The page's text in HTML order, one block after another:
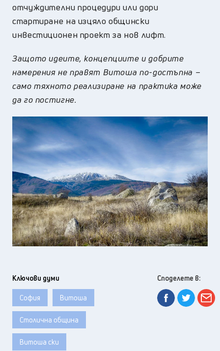
отчуждителни процедури или дори
стартиране на изцяло общински
инвестиционен проект за нов лифт.
Защото идеите, концепциите и добрите
намерения не правят Витоша по-достъпна –
само тяхното реализиране на практика може
да го постигне.
Ключови думи
София Витоша
Столична община
Витоша ски
Споделете в: